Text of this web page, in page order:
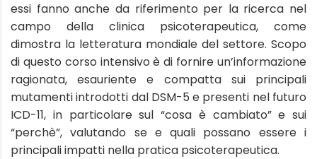
essi fanno anche da riferimento per la ricerca nel
campo della clinica psicoterapeutica, come
dimostra la letteratura mondiale del settore. Scopo
di questo corso intensivo è di fornire un’informazione
ragionata, esauriente e compatta sui principali
mutamenti introdotti dal DSM-5 e presenti nel futuro
ICD-11, in particolare sul “cosa è cambiato” e sui
“perchè”, valutando se e quali possano essere i
principali impatti nella pratica psicoterapeutica.